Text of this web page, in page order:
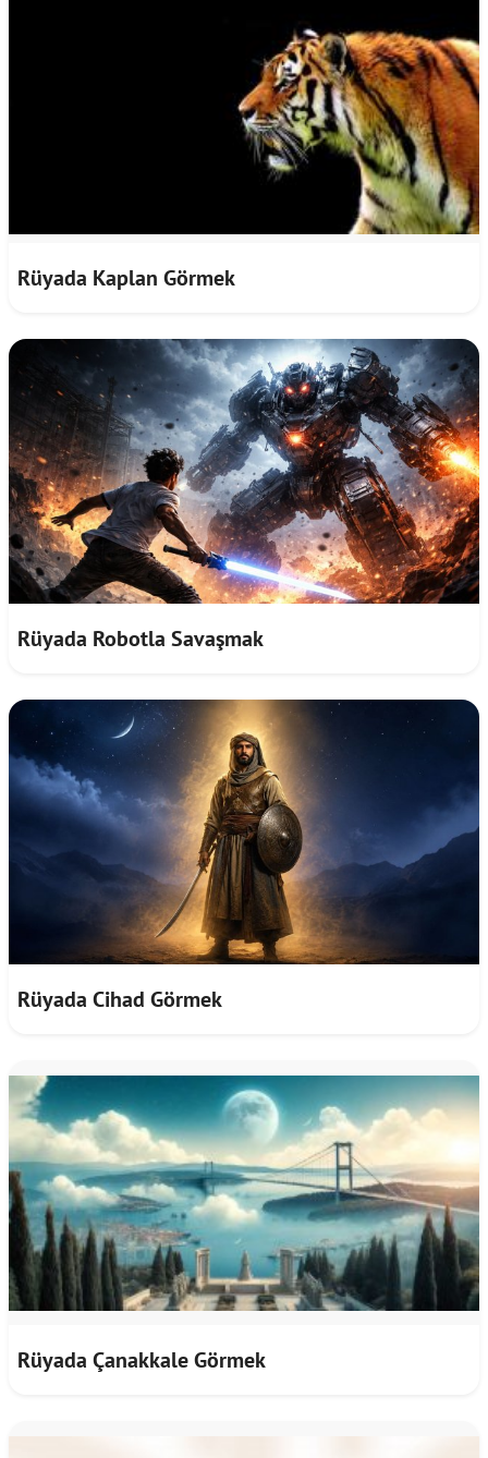
Rüyada Kaplan Görmek
Rüyada Robotla Savaşmak
Rüyada Cihad Görmek
Rüyada Çanakkale Görmek